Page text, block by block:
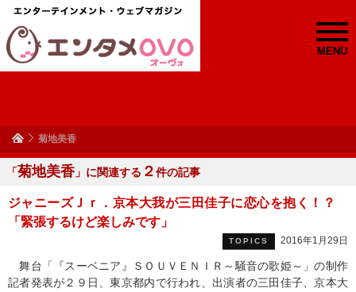
MENU
菊地美香
「菊地美香 」に関連する ２件の記事
ジャニーズＪｒ．京本大我が三田佳子に恋心を抱く！？
「緊張するけど楽しみです」
TOPICS 2016年1月29日
舞台「『スーベニア』ＳＯＵＶＥＮＩＲ～騒音の歌姫～」の制作
記者発表が２９日、東京都内で行われ、出演者の三田佳子、京本大